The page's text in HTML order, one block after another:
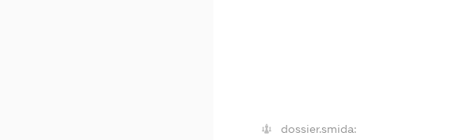
dossier.smida: